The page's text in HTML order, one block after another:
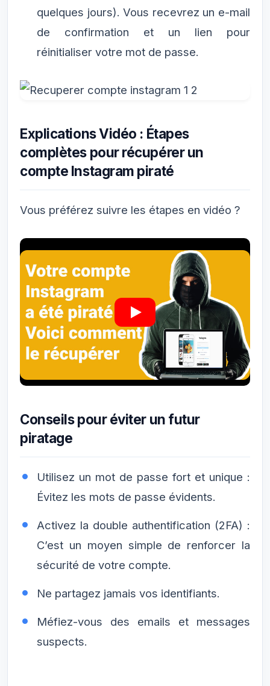
quelques jours). Vous recevrez un e-mail
de confirmation et un lien pour
réinitialiser votre mot de passe.
Explications Vidéo : Étapes
complètes pour récupérer un
compte Instagram piraté
Vous préférez suivre les étapes en vidéo ?
Conseils pour éviter un futur
piratage
Utilisez un mot de passe fort et unique :
Évitez les mots de passe évidents.
Activez la double authentification (2FA) :
C’est un moyen simple de renforcer la
sécurité de votre compte.
Ne partagez jamais vos identifiants.
Méfiez-vous des emails et messages
suspects.